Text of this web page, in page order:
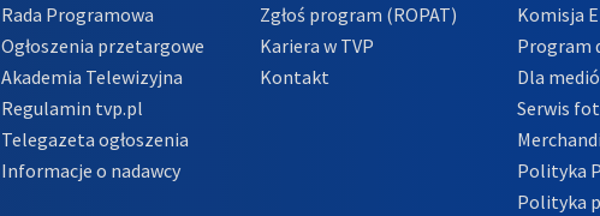
Rada Programowa
Ogłoszenia przetargowe
Akademia Telewizyjna
Regulamin tvp.pl
Telegazeta ogłoszenia
Informacje o nadawcy
Zgłoś program (ROPAT)
Kariera w TVP
Kontakt
Komisja
Program
Dla
Serwis
Polityka
Polityka